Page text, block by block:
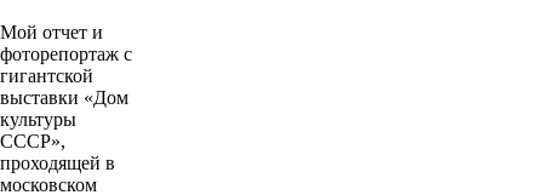
Мой отчет и
фоторепортаж с
гигантской
выставки «Дом
культуры
СССР»,
проходящей в
московском